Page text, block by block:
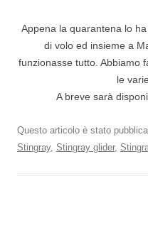
Appena la quarantena lo
di volo ed insieme a
funzionasse tutto. Abbiamo
le
A breve sarà
Questo articolo è stato
Stingray, Stingray glider,